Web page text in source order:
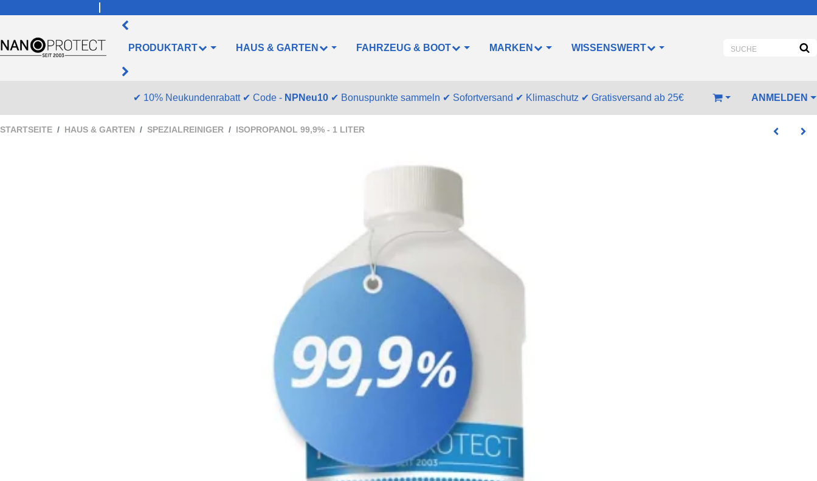
PRODUKTART HAUS & GARTEN FAHRZEUG & BOOT MARKEN WISSENSWERT SUCHE
✔ 10% Neukundenrabatt✔ Code - NPNeu10 ✔ Bonuspunkte sammeln ✔ Sofortversand ✔ Klimaschutz ✔ Gratisversand ab 25€ WARENKORBANMELDEN
STARTSEITE HAUS & GARTEN SPEZIALREINIGER ISOPROPANOL 99,9% - 1 LITER